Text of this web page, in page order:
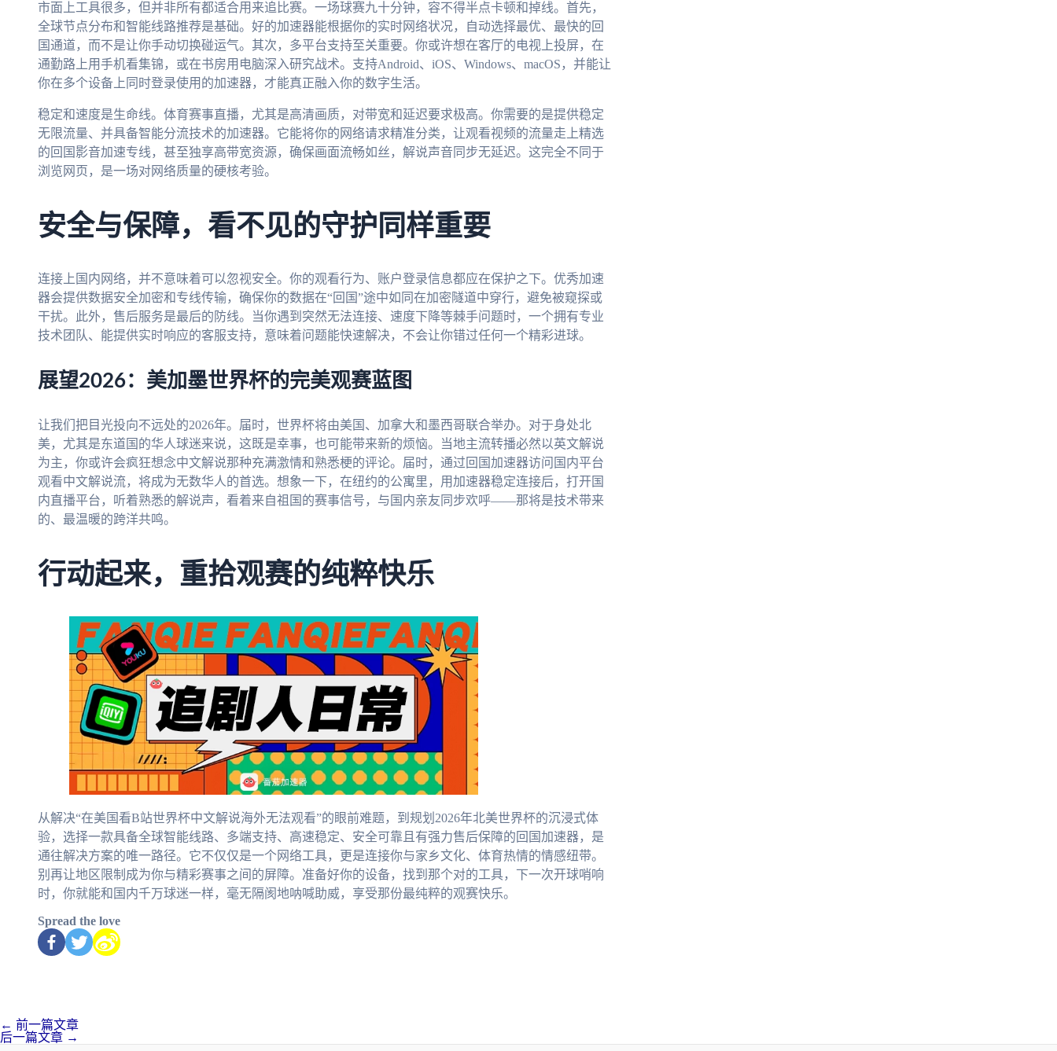
市面上工具很多，但并非所有都适合用来追比赛。一场球赛九十分钟，容不得半点卡顿和掉线。首先，
全球节点分布和智能线路推荐是基础。好的加速器能根据你的实时网络状况，自动选择最优、最快的回
国通道，而不是让你手动切换碰运气。其次，多平台支持至关重要。你或许想在客厅的电视上投屏，在
通勤路上用手机看集锦，或在书房用电脑深入研究战术。支持Android、iOS、Windows、macOS，并能让
你在多个设备上同时登录使用的加速器，才能真正融入你的数字生活。
稳定和速度是生命线。体育赛事直播，尤其是高清画质，对带宽和延迟要求极高。你需要的是提供稳定
无限流量、并具备智能分流技术的加速器。它能将你的网络请求精准分类，让观看视频的流量走上精选
的回国影音加速专线，甚至独享高带宽资源，确保画面流畅如丝，解说声音同步无延迟。这完全不同于
浏览网页，是一场对网络质量的硬核考验。
安全与保障，看不见的守护同样重要
连接上国内网络，并不意味着可以忽视安全。你的观看行为、账户登录信息都应在保护之下。优秀加速
器会提供数据安全加密和专线传输，确保你的数据在“回国”途中如同在加密隧道中穿行，避免被窥探或
干扰。此外，售后服务是最后的防线。当你遇到突然无法连接、速度下降等棘手问题时，一个拥有专业
技术团队、能提供实时响应的客服支持，意味着问题能快速解决，不会让你错过任何一个精彩进球。
展望2026：美加墨世界杯的完美观赛蓝图
让我们把目光投向不远处的2026年。届时，世界杯将由美国、加拿大和墨西哥联合举办。对于身处北
美，尤其是东道国的华人球迷来说，这既是幸事，也可能带来新的烦恼。当地主流转播必然以英文解说
为主，你或许会疯狂想念中文解说那种充满激情和熟悉梗的评论。届时，通过回国加速器访问国内平台
观看中文解说流，将成为无数华人的首选。想象一下，在纽约的公寓里，用加速器稳定连接后，打开国
内直播平台，听着熟悉的解说声，看着来自祖国的赛事信号，与国内亲友同步欢呼——那将是技术带来
的、最温暖的跨洋共鸣。
行动起来，重拾观赛的纯粹快乐
从解决“在美国看B站世界杯中文解说海外无法观看”的眼前难题，到规划2026年北美世界杯的沉浸式体
验，选择一款具备全球智能线路、多端支持、高速稳定、安全可靠且有强力售后保障的回国加速器，是
通往解决方案的唯一路径。它不仅仅是一个网络工具，更是连接你与家乡文化、体育热情的情感纽带。
别再让地区限制成为你与精彩赛事之间的屏障。准备好你的设备，找到那个对的工具，下一次开球哨响
时，你就能和国内千万球迷一样，毫无隔阂地呐喊助威，享受那份最纯粹的观赛快乐。
Spread the love
← 前一篇文章
后一篇文章 →